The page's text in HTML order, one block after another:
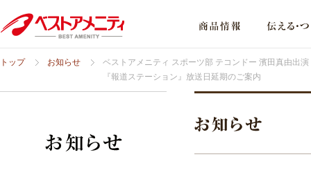
トップ お知らせ
ベストアメニティ スポーツ部 テコンドー 濱田真由出演
『報道ステーション』放送日延期のご案内